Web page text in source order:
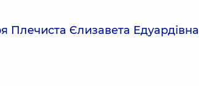
Плечиста Єлизавета Едуардівна